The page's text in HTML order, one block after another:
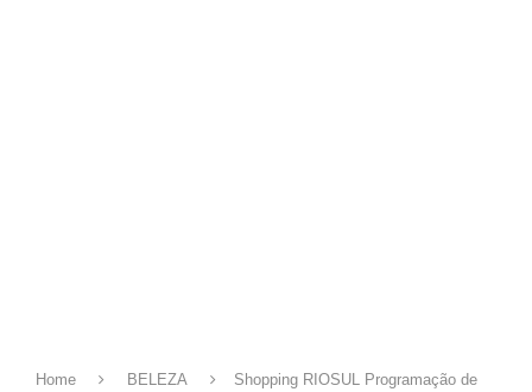
Home BELEZA
Shopping RIOSUL Programação de